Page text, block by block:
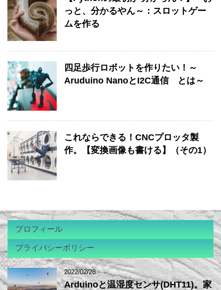
っと、分かるやん～：スロットゲー
ムを作る
四足歩行ロボットを作りたい！～
Aruduino NanoとI2C通信 とは～
これならできる！CNCプロッタ製
作。【変換画像も書ける】（その1）
プロフィール
プライバシーポリシー
2022/02/28
Arduinoと温湿度センサ(DHT11)。家